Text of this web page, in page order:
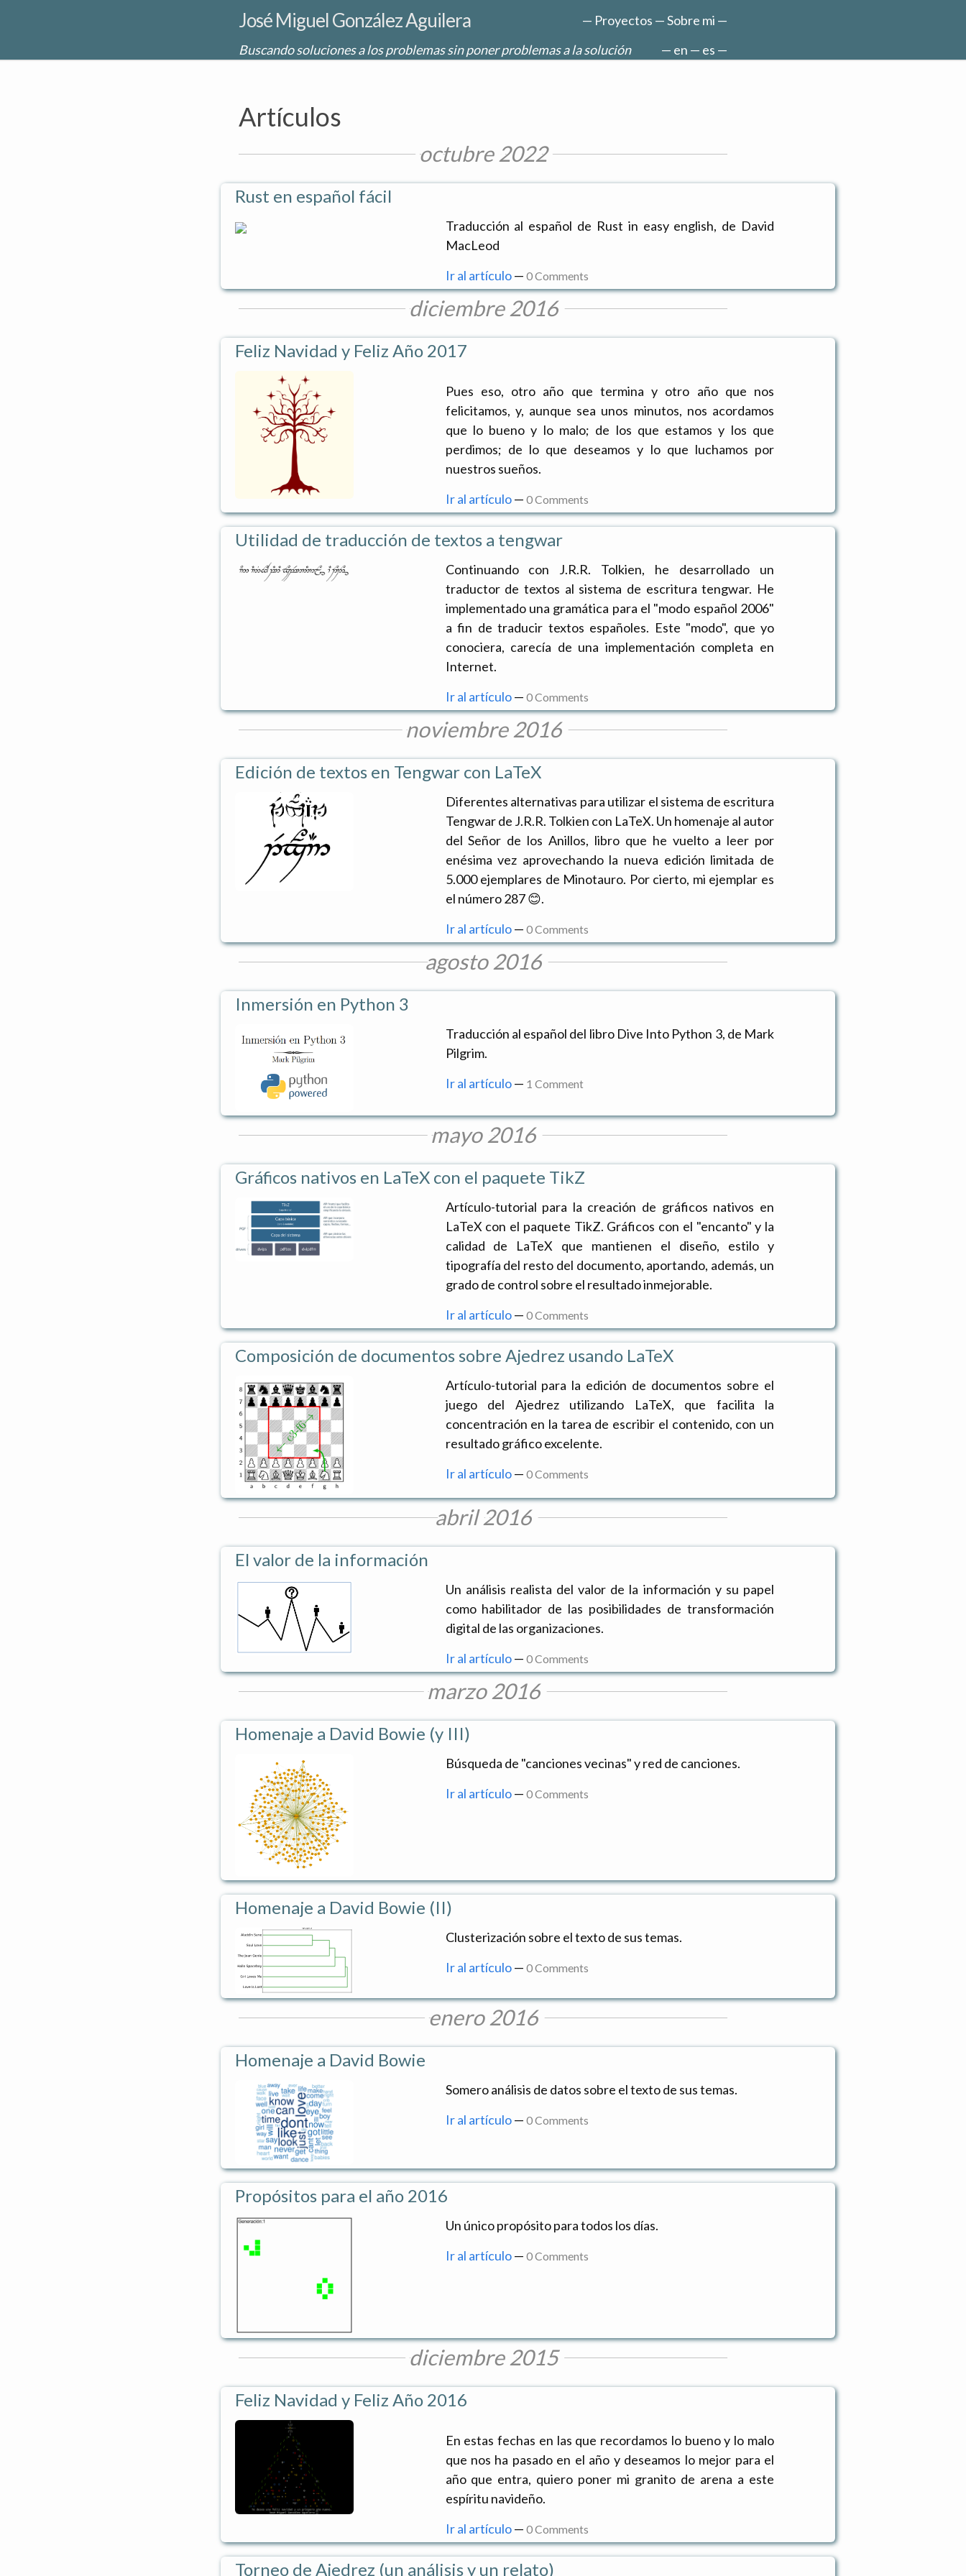
José Miguel González Aguilera — Proyectos —Sobre mi —
Buscando soluciones a los problemas sin poner problemas a la solución
— en — es —
Artículos
octubre 2022
Rust en español fácil
Traducción al español de Rust in easy english, de David
MacLeod
Ir al artículo — 0 Comments
diciembre 2016
Feliz Navidad y Feliz Año 2017
Pues eso, otro año que termina y otro año que nos
felicitamos, y, aunque sea unos minutos, nos acordamos
que lo bueno y lo malo; de los que estamos y los que
perdimos; de lo que deseamos y lo que luchamos por
nuestros sueños.
Ir al artículo — 0 Comments
Utilidad de traducción de textos a tengwar
Continuando con J.R.R. Tolkien, he desarrollado un
traductor de textos al sistema de escritura tengwar. He
implementado una gramática para el "modo español 2006"
a fin de traducir textos españoles. Este "modo", que yo
conociera, carecía de una implementación completa en
Internet.
Ir al artículo — 0 Comments
noviembre 2016
Edición de textos en Tengwar con LaTeX
Diferentes alternativas para utilizar el sistema de escritura
Tengwar de J.R.R. Tolkien con LaTeX. Un homenaje al autor
del Señor de los Anillos, libro que he vuelto a leer por
enésima vez aprovechando la nueva edición limitada de
5.000 ejemplares de Minotauro. Por cierto, mi ejemplar es
el número 287 😊.
Ir al artículo — 0 Comments
agosto 2016
Inmersión en Python 3
Traducción al español del libro Dive Into Python 3, de Mark
Pilgrim.
Ir al artículo — 1 Comment
mayo 2016
Gráficos nativos en LaTeX con el paquete TikZ
Artículo-tutorial para la creación de gráficos nativos en
LaTeX con el paquete TikZ. Gráficos con el "encanto" y la
calidad de LaTeX que mantienen el diseño, estilo y
tipografía del resto del documento, aportando, además, un
grado de control sobre el resultado inmejorable.
Ir al artículo — 0 Comments
Composición de documentos sobre Ajedrez usando LaTeX
Artículo-tutorial para la edición de documentos sobre el
juego del Ajedrez utilizando LaTeX, que facilita la
concentración en la tarea de escribir el contenido, con un
resultado gráfico excelente.
Ir al artículo — 0 Comments
abril 2016
El valor de la información
Un análisis realista del valor de la información y su papel
como habilitador de las posibilidades de transformación
digital de las organizaciones.
Ir al artículo — 0 Comments
marzo 2016
Homenaje a David Bowie (y III)
Búsqueda de "canciones vecinas" y red de canciones.
Ir al artículo — 0 Comments
Homenaje a David Bowie (II)
Clusterización sobre el texto de sus temas.
Ir al artículo — 0 Comments
enero 2016
Homenaje a David Bowie
Somero análisis de datos sobre el texto de sus temas.
Ir al artículo — 0 Comments
Propósitos para el año 2016
Un único propósito para todos los días.
Ir al artículo — 0 Comments
diciembre 2015
Feliz Navidad y Feliz Año 2016
En estas fechas en las que recordamos lo bueno y lo malo
que nos ha pasado en el año y deseamos lo mejor para el
año que entra, quiero poner mi granito de arena a este
espíritu navideño.
Ir al artículo — 0 Comments
Torneo de Ajedrez (un análisis y un relato)